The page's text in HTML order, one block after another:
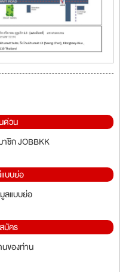
ด่วน
าชิก JOBBKK
แบบย่อ
ลแบบย่อ
มัคร
ของท่าน